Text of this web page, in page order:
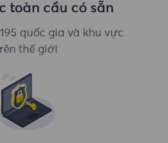
toàn cầu có sẵn
quốc gia và khu vực
thế giới